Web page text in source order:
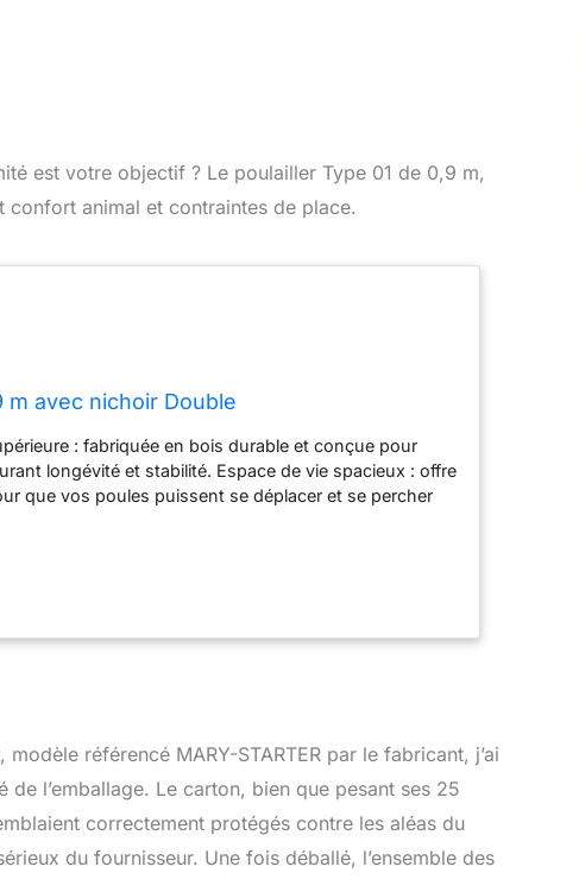
est votre objectif ? Le poulailler Type 01 de 0,9 m,
animal et contraintes de place.
m avec nichoir Double
: fabriquée en bois durable et conçue pour
longévité et stabilité. Espace de vie spacieux : offre
que vos poules puissent se déplacer et se percher
métallique robuste pour éloigner les prédateurs,
et nuit. Accès pratique : dispose de plusieurs
un flux d'air optimal et une lumière naturelle,
protection contre l'humidité et les parasites tout en
de charme à votre espace extérieur, complétant
cour. Utilisation polyvalente : idéal pour les
taille, ce poulailler est parfait pour les amateurs, les
toute personne cherchant à offrir un foyer sûr et
référencé MARY-STARTER par le fabricant, j’ai
l’emballage. Le carton, bien que pesant ses 25
correctement protégés contre les aléas du
du fournisseur. Une fois déballé, l’ensemble des